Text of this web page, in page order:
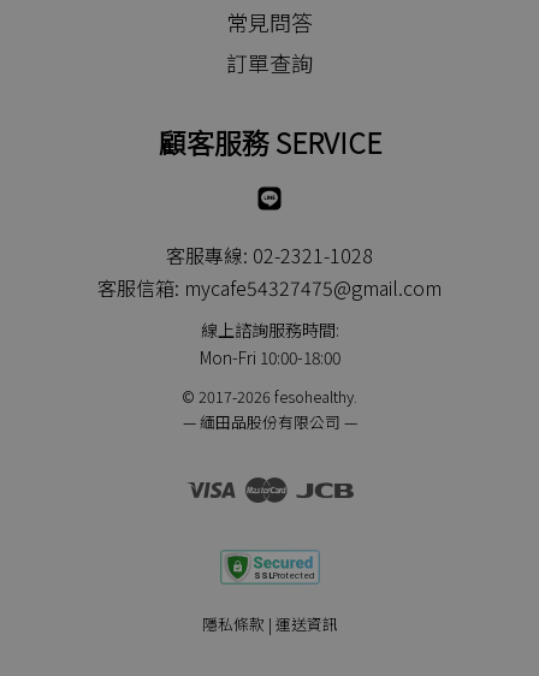
常見問答
訂單查詢
顧客服務 SERVICE
客服專線: 02-2321-1028
客服信箱: mycafe54327475@gmail.com
線上諮詢服務時間:
Mon-Fri 10:00-18:00
© 2017-2026 fesohealthy.
— 緬田品股份有限公司 —
Visa Master
隱私條款 | 運送資訊